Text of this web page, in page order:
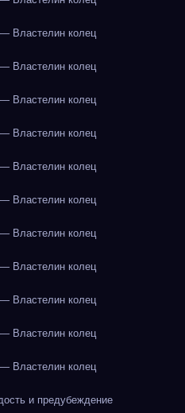
Властелин колец
Властелин колец
Властелин колец
Властелин колец
Властелин колец
Властелин колец
Властелин колец
Властелин колец
Властелин колец
Властелин колец
Властелин колец
и предубеждение